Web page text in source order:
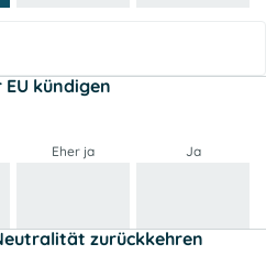
kündigen
Eher ja Ja
zurückkehren